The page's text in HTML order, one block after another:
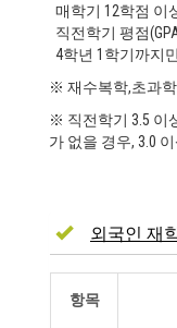
매학기 12학점 이
직전학기 평점
4학년 1학기까지
※ 재수복학,초과
※ 직전학기 3.5 이
가 없을 경우, 3.0
외국인 재
항목